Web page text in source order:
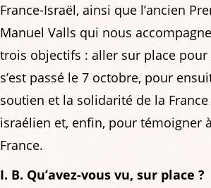
France-Israël, ainsi que l’ancien
Manuel Valls qui nous
trois objectifs : aller sur place pour
s’est passé le 7 octobre, pour
soutien et la solidarité de la
israélien et, enfin, pour témoigner
France.
I. B. Qu’avez-vous vu, sur place ?